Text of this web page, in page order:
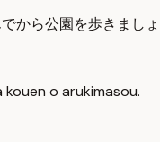
から公園を歩きまし
o arukimasou.